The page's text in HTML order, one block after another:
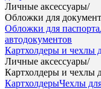
Личные аксессуары/
Обложки для
Обложки для паспорта
автодокументов
Картхолдеры и чехлы
Личные аксессуары/
Картхолдеры и чехлы
КартхолдерыЧехлы